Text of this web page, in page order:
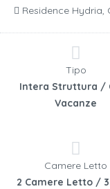
Residence Hydria,
Tipo
Intera Struttura /
Vacanze
Camere Letto
2 Camere Letto /